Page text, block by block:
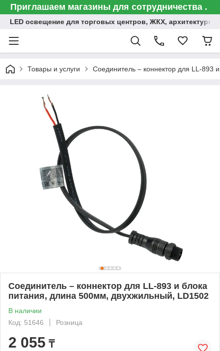
Приглашаем магазины для сотрудничества .
LED освещение для торговых центров, ЖКХ,
Товары и услуги Соединитель – коннектор для LL-893
Соединитель – коннектор для LL-893 и блока
питания, длина 500мм, двухжильный, LD1502
В наличии
Код: 51646
Розница
2 055 ₸